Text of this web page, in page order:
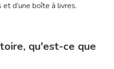
d’une boîte à livres.
qu'est-ce que